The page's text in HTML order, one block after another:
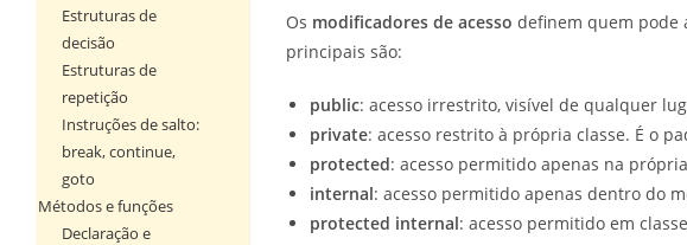
Os modificadores de acesso definem quem pode
principais são:
public: acesso irrestrito, visível de qualquer
private: acesso restrito à própria classe. É o
protected: acesso permitido apenas na
internal: acesso permitido apenas dentro do
protected internal: acesso permitido em
Estruturas de
decisão
Estruturas de
repetição
Instruções de salto:
break, continue,
goto
Métodos e funções
Declaração e